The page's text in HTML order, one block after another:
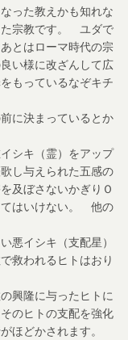
った教えかも知れな
た宗教です。 ユダで
とはローマ時代の宗
い様に改ざんして広
もっているなぞキチ
に決まっているとか
シキ（霊）をアップ
し与えられた五感の
及ぼさないかぎりＯ
はいけない。 他の
悪イシキ（支配星）
救われるヒトはおり
興隆に与ったヒトに
のヒトの支配を強化
ほどかされます。